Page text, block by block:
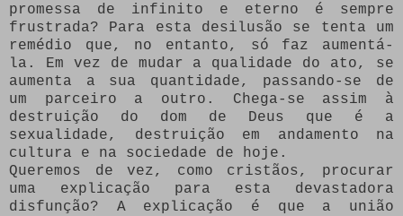
promessa de infinito e eterno é sempre
frustrada? Para esta desilusão se tenta um
remédio que, no entanto, só faz aumentá-
la. Em vez de mudar a qualidade do ato, se
aumenta a sua quantidade, passando-se de
um parceiro a outro. Chega-se assim à
destruição do dom de Deus que é a
sexualidade, destruição em andamento na
cultura e na sociedade de hoje.
Queremos de vez, como cristãos, procurar
uma explicação para esta devastadora
disfunção? A explicação é que a união